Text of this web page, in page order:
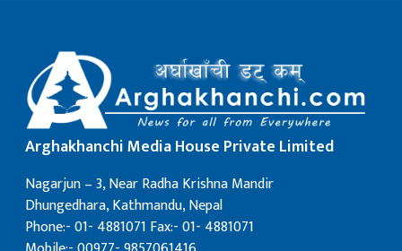
Arghakhanchi Media House Private Limited
Nagarjun – 3, Near Radha Krishna Mandir
Dhungedhara, Kathmandu, Nepal
Phone:- 01- 4881071 Fax:- 01- 4881071